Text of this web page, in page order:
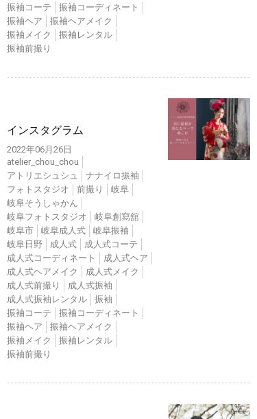
振袖コーテ
振袖コーディネート
振袖ヘア
振袖ヘアメイク
振袖メイク
振袖レンタル
振袖前撮り
インスタグラム
2022年06月26日
atelier_chou_chou
アトリエシュシュ
ナナイロ振袖
フォトスタジオ
前撮り
岐阜
岐阜そうしゃかん
岐阜フォトスタジオ
岐阜創寫舘
岐阜市
岐阜成人式
岐阜振袖
岐阜日野
成人式
成人式コーテ
成人式コーディネート
成人式ヘア
成人式ヘアメイク
成人式メイク
成人式前撮り
成人式振袖
成人式振袖レンタル
振袖
振袖コーテ
振袖コーディネート
振袖ヘア
振袖ヘアメイク
振袖メイク
振袖レンタル
振袖前撮り